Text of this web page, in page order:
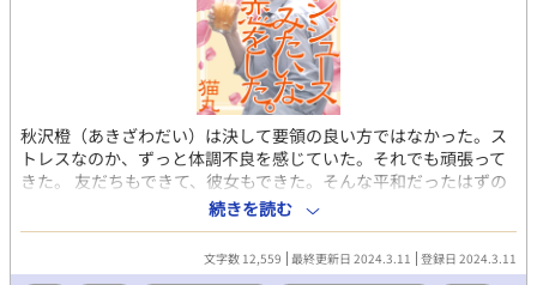
秋沢橙（あきざわだい）は決して要領の良い方ではなかった。ス
トレスなのか、ずっと体調不良を感じていた。それでも頑張って
きた。 友だちもできて、彼女もできた。そんな平和だったはずの
大学生活の中で発覚したSub性。 体調不良の原因は、第二の性が
原因だったのだ。 ＝＝＝ ※全5話で完結です。 ※DomSub『最狂
のお前を見せてくれ』のスピンオフ作品ですが、こちら単体でも
お読みいただけます。
続きを読む
文字数 12,559 最終更新日 2024.3.11 登録日 2024.3.11